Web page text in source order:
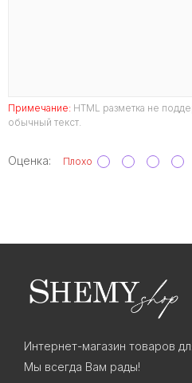
Примечание: HTML разметка не
обычный текст.
Оценка: Плохо
Интернет-магазин товаров
Мы всегда Вам рады!